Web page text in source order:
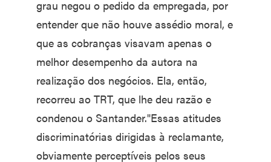
grau negou o pedido da empregada, por
entender que não houve assédio moral, e
que as cobranças visavam apenas o
melhor desempenho da autora na
realização dos negócios. Ela, então,
recorreu ao TRT, que lhe deu razão e
condenou o Santander."Essas atitudes
discriminatórias dirigidas à reclamante,
obviamente perceptíveis pelos seus